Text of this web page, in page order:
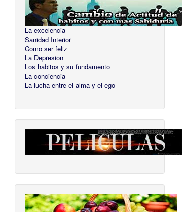
La excelencia
Sanidad Interior
Como ser feliz
La Depresion
Los habitos y su fundamento
La conciencia
La lucha entre el alma y el ego